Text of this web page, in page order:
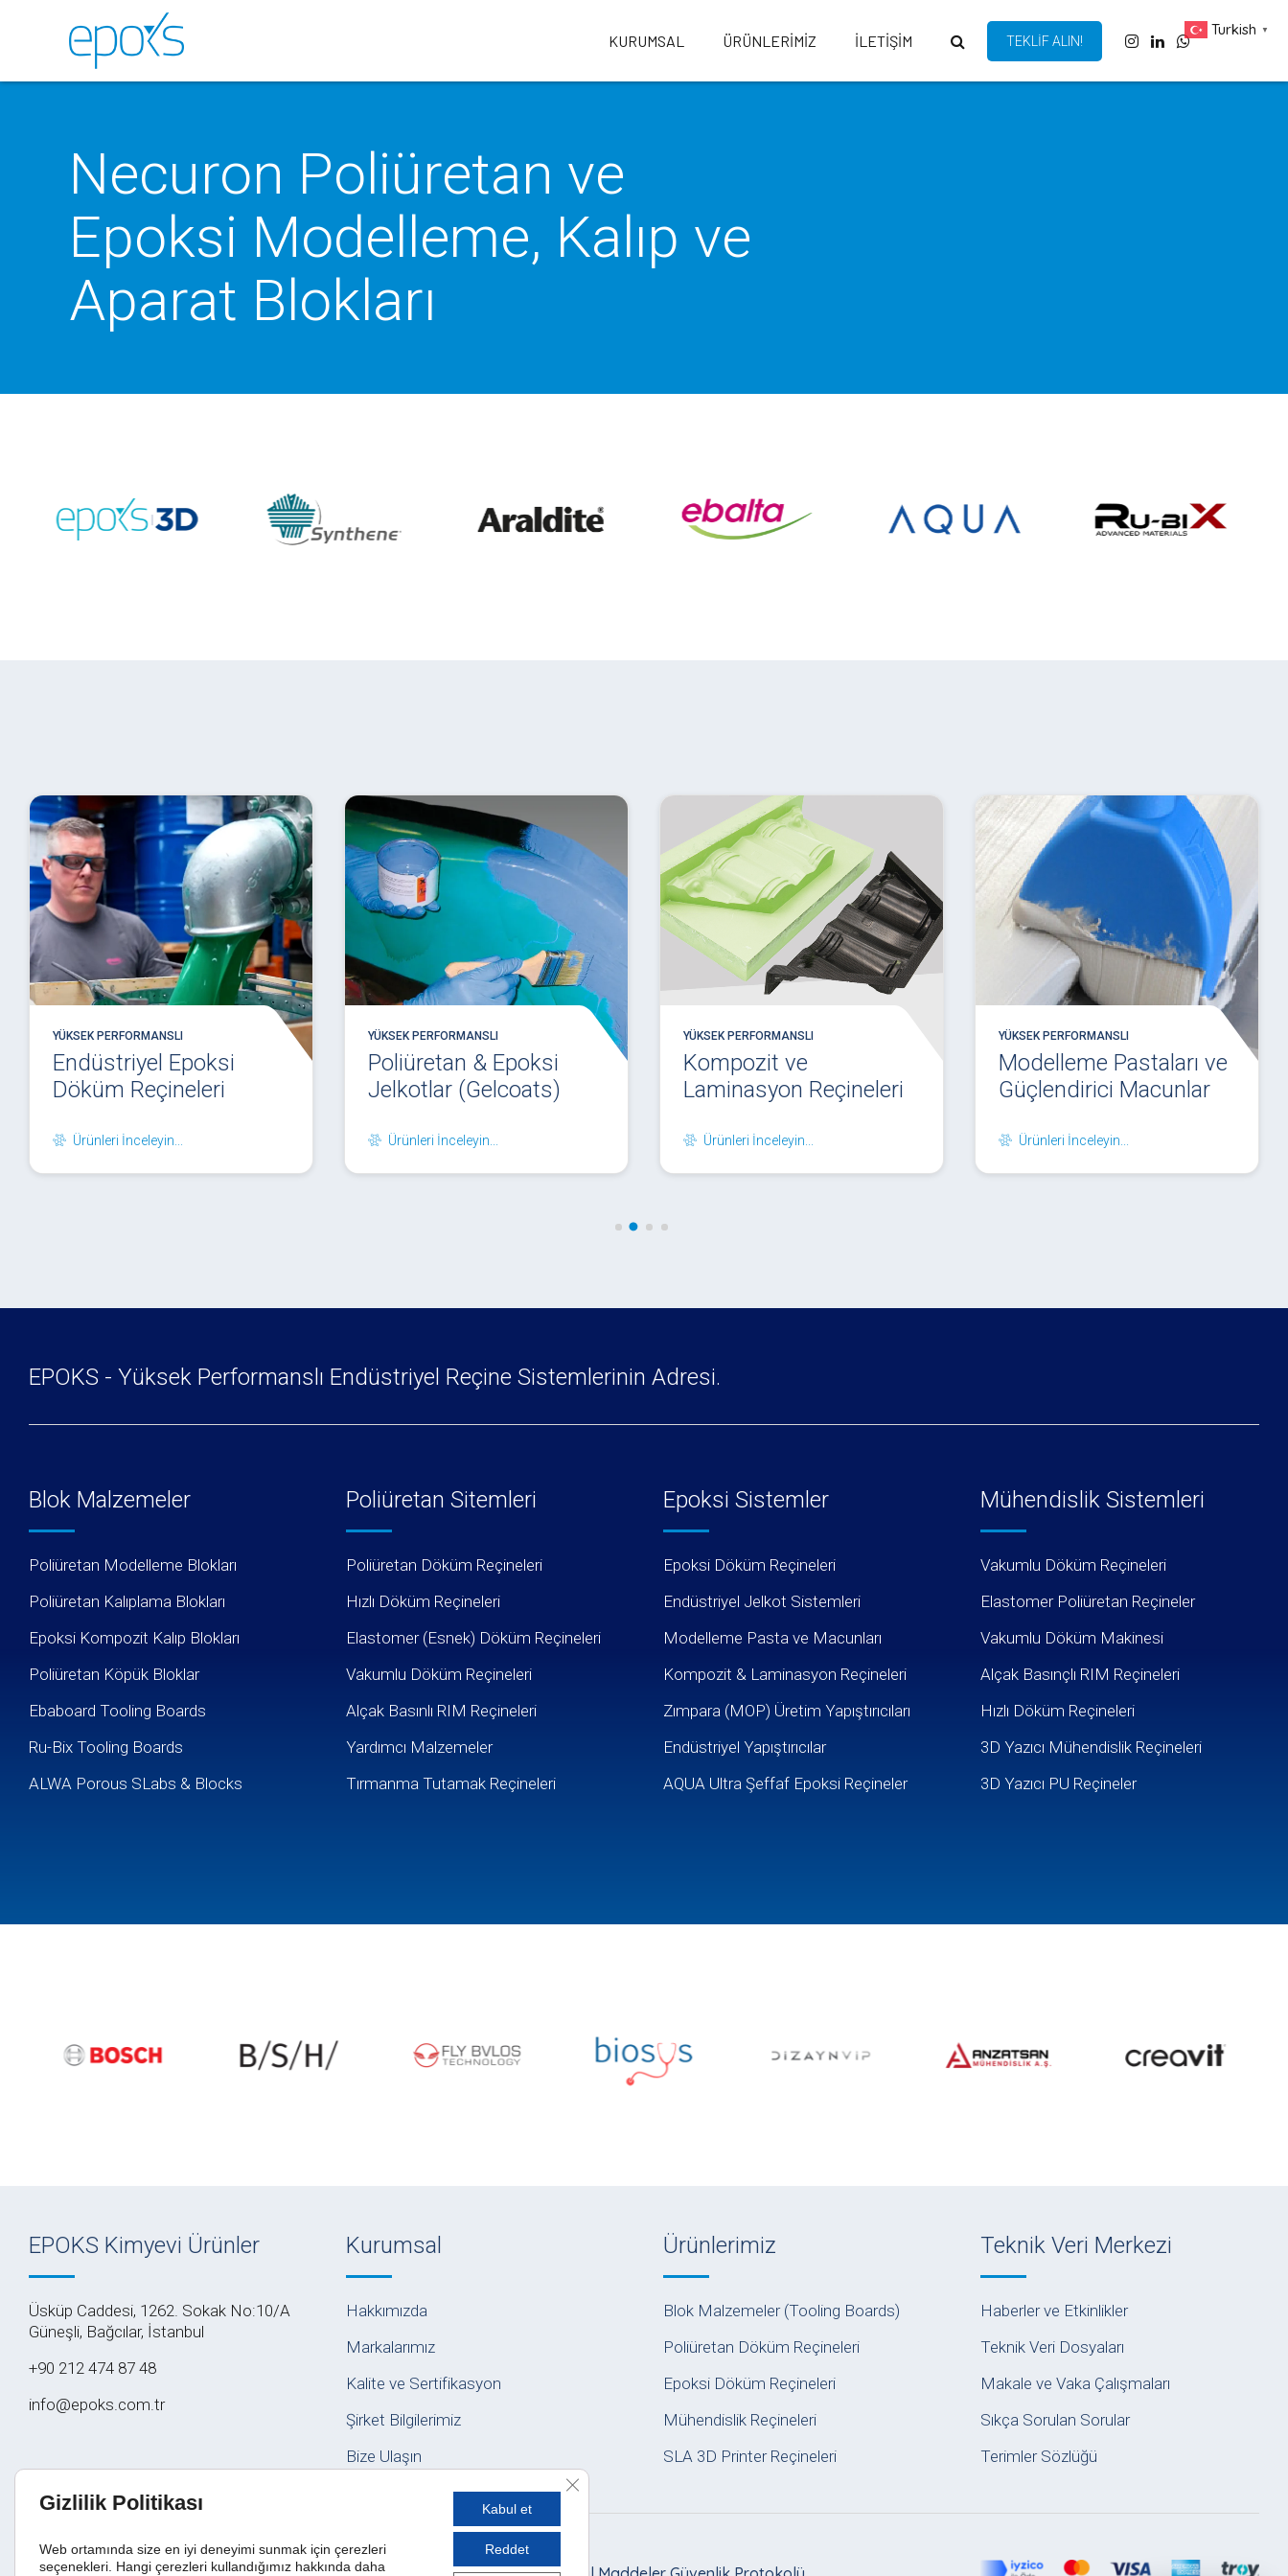
TEKLİF ALIN!
KURUMSAL ÜRÜNLERİMİZ İLETİŞİM
Necuron Poliüretan ve
Epoksi Modelleme, Kalıp ve
Aparat Blokları
YÜKSEK PERFORMANSLI
Endüstriyel Epoksi
Döküm Reçineleri
Ürünleri İnceleyin...
YÜKSEK PERFORMANSLI
Poliüretan & Epoksi
Jelkotlar (Gelcoats)
Ürünleri İnceleyin...
YÜKSEK PERFORMANSLI
Kompozit ve
Laminasyon Reçineleri
Ürünleri İnceleyin...
YÜKSEK PERFORMANSLI
Modelleme Pastaları ve
Güçlendirici Macunlar
Ürünleri İnceleyin...
EPOKS - Yüksek Performanslı Endüstriyel Reçine Sistemlerinin Adresi.
Blok Malzemeler
Poliüretan Modelleme Blokları
Poliüretan Kalıplama Blokları
Epoksi Kompozit Kalıp Blokları
Poliüretan Köpük Bloklar
Ebaboard Tooling Boards
Ru-Bix Tooling Boards
ALWA Porous SLabs & Blocks
Poliüretan Sitemleri
Poliüretan Döküm Reçineleri
Hızlı Döküm Reçineleri
Elastomer (Esnek) Döküm Reçineleri
Vakumlu Döküm Reçineleri
Alçak Basınlı RIM Reçineleri
Yardımcı Malzemeler
Tırmanma Tutamak Reçineleri
Epoksi Sistemler
Epoksi Döküm Reçineleri
Endüstriyel Jelkot Sistemleri
Modelleme Pasta ve Macunları
Kompozit & Laminasyon Reçineleri
Zımpara (MOP) Üretim Yapıştırıcıları
Endüstriyel Yapıştırıcılar
AQUA Ultra Şeffaf Epoksi Reçineler
Mühendislik Sistemleri
Vakumlu Döküm Reçineleri
Elastomer Poliüretan Reçineler
Vakumlu Döküm Makinesi
Alçak Basınçlı RIM Reçineleri
Hızlı Döküm Reçineleri
3D Yazıcı Mühendislik Reçineleri
3D Yazıcı PU Reçineler
EPOKS Kimyevi Ürünler
Üsküp Caddesi, 1262. Sokak No:10/A
Güneşli, Bağcılar, İstanbul
+90 212 474 87 48
info@epoks.com.tr
Kurumsal
Hakkımızda
Markalarımız
Kalite ve Sertifikasyon
Şirket Bilgilerimiz
Bize Ulaşın
Ürünlerimiz
Blok Malzemeler (Tooling Boards)
Poliüretan Döküm Reçineleri
Epoksi Döküm Reçineleri
Mühendislik Reçineleri
SLA 3D Printer Reçineleri
Teknik Veri Merkezi
Haberler ve Etkinlikler
Teknik Veri Dosyaları
Makale ve Vaka Çalışmaları
Sıkça Sorulan Sorular
Terimler Sözlüğü
Turkish ▼
Gizlilik Politikası
Web ortamında size en iyi deneyimi sunmak için çerezleri
seçenekleri. Hangi çerezleri kullandığımız hakkında daha
Kabul et
Reddet
GDPR çerez şeridini kapat